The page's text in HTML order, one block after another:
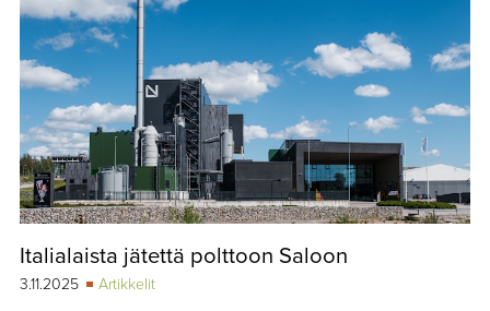
Italialaista jätettä polttoon Saloon
3.11.2025
Artikkelit